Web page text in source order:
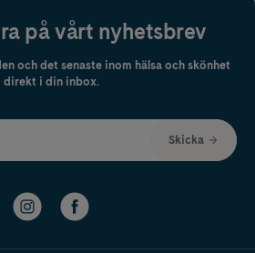
på vårt nyhetsbrev
och det senaste inom hälsa och skönhet
direkt i din inbox.
Skicka